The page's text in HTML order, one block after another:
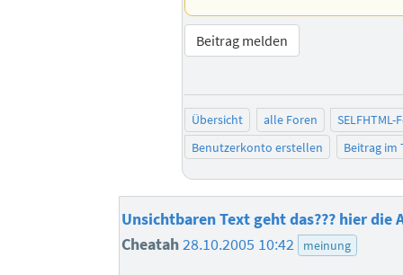
Beitrag melden
Übersicht alle Foren
SELFHTML-
Benutzerkonto erstellen
Beitrag im
Unsichtbaren Text geht das??? hier die
Cheatah28.10.2005 10:42 meinung